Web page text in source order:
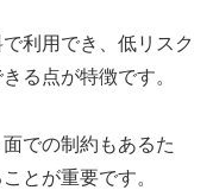
利用でき、低リスク
る点が特徴です。
での制約もあるた
とが重要です。